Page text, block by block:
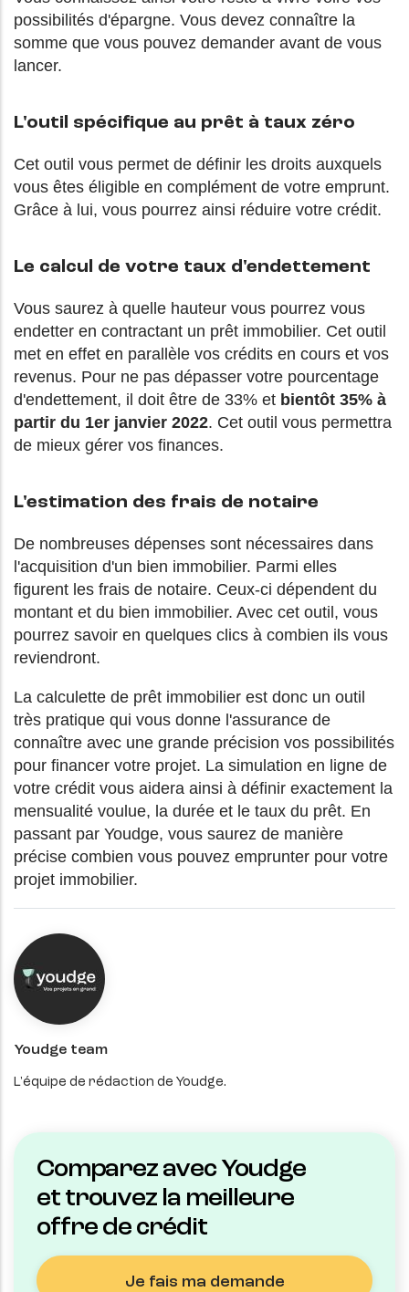
possibilités d'épargne. Vous devez connaître la
somme que vous pouvez demander avant de vous
lancer.
L'outil spécifique au prêt à taux zéro
Cet outil vous permet de définir les droits auxquels
vous êtes éligible en complément de votre emprunt.
Grâce à lui, vous pourrez ainsi réduire votre crédit.
Le calcul de votre taux d'endettement
Vous saurez à quelle hauteur vous pourrez vous
endetter en contractant un prêt immobilier. Cet outil
met en effet en parallèle vos crédits en cours et vos
revenus. Pour ne pas dépasser votre pourcentage
d'endettement, il doit être de 33% et bientôt 35% à
partir du 1er janvier 2022. Cet outil vous permettra
de mieux gérer vos finances.
L'estimation des frais de notaire
De nombreuses dépenses sont nécessaires dans
l'acquisition d'un bien immobilier. Parmi elles
figurent les frais de notaire. Ceux-ci dépendent du
montant et du bien immobilier. Avec cet outil, vous
pourrez savoir en quelques clics à combien ils vous
reviendront.
La calculette de prêt immobilier est donc un outil
très pratique qui vous donne l'assurance de
connaître avec une grande précision vos possibilités
pour financer votre projet. La simulation en ligne de
votre crédit vous aidera ainsi à définir exactement la
mensualité voulue, la durée et le taux du prêt. En
passant par Youdge, vous saurez de manière
précise combien vous pouvez emprunter pour votre
projet immobilier.
Youdge team
L'équipe de rédaction de Youdge.
Comparez avec Youdge
et trouvez la meilleure
offre de crédit
Je fais ma demande